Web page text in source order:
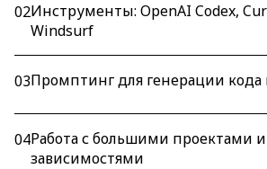
02Инструменты: OpenAI Codex,
Windsurf
03Промптинг для генерации кода
04Работа с большими проектами и
зависимостями